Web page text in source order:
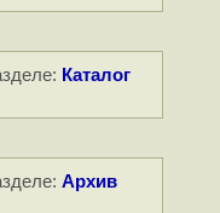
Каталог
Архив